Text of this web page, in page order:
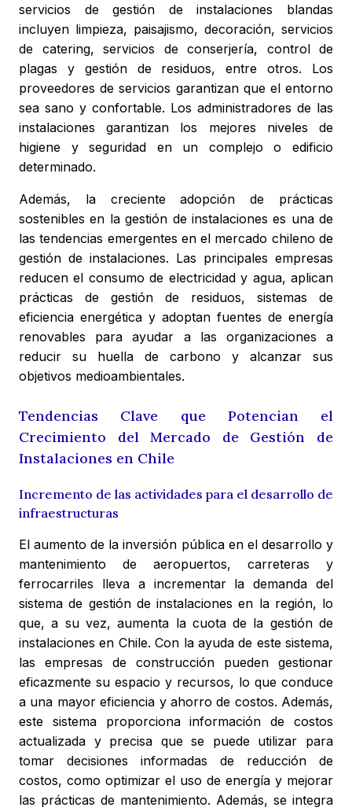
servicios de gestión de instalaciones blandas
incluyen limpieza, paisajismo, decoración, servicios
de catering, servicios de conserjería, control de
plagas y gestión de residuos, entre otros. Los
proveedores de servicios garantizan que el entorno
sea sano y confortable. Los administradores de las
instalaciones garantizan los mejores niveles de
higiene y seguridad en un complejo o edificio
determinado.
Además, la creciente adopción de prácticas
sostenibles en la gestión de instalaciones es una de
las tendencias emergentes en el mercado chileno de
gestión de instalaciones. Las principales empresas
reducen el consumo de electricidad y agua, aplican
prácticas de gestión de residuos, sistemas de
eficiencia energética y adoptan fuentes de energía
renovables para ayudar a las organizaciones a
reducir su huella de carbono y alcanzar sus
objetivos medioambientales.
Tendencias Clave que Potencian el
Crecimiento del Mercado de Gestión de
Instalaciones en Chile
Incremento de las actividades para el desarrollo de
infraestructuras
El aumento de la inversión pública en el desarrollo y
mantenimiento de aeropuertos, carreteras y
ferrocarriles lleva a incrementar la demanda del
sistema de gestión de instalaciones en la región, lo
que, a su vez, aumenta la cuota de la gestión de
instalaciones en Chile. Con la ayuda de este sistema,
las empresas de construcción pueden gestionar
eficazmente su espacio y recursos, lo que conduce
a una mayor eficiencia y ahorro de costos. Además,
este sistema proporciona información de costos
actualizada y precisa que se puede utilizar para
tomar decisiones informadas de reducción de
costos, como optimizar el uso de energía y mejorar
las prácticas de mantenimiento. Además, se integra